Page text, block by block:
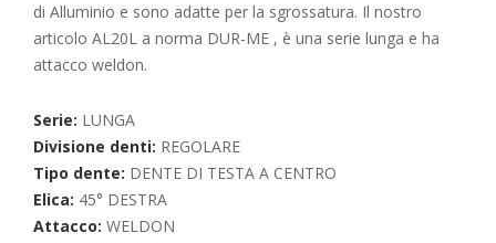
di Alluminio e sono adatte per la sgrossatura. Il nostro
articolo AL20L a norma DUR-ME , è una serie lunga e ha
attacco weldon.
Serie: LUNGA
Divisione denti: REGOLARE
Tipo dente: DENTE DI TESTA A CENTRO
Elica: 45° DESTRA
Attacco: WELDON